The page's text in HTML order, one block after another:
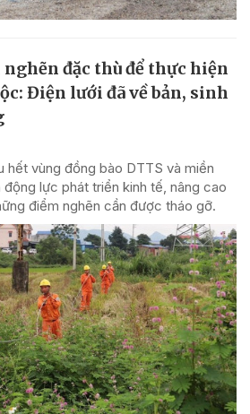
đặc thù để thực hiện
Điện lưới đã về bản, sinh
hết vùng đồng bào DTTS và miền
lực phát triển kinh tế, nâng cao
điểm nghẽn cần được tháo gỡ.